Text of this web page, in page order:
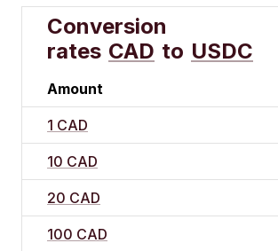
Conversion
rates CAD to USDC
Amount
1 CAD
10 CAD
20 CAD
100 CAD